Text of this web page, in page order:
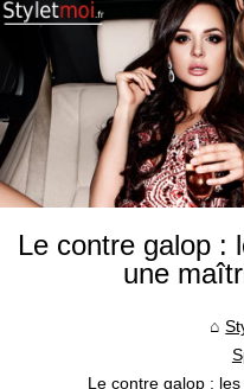
Le contre galop :
une
Le contre galop : les